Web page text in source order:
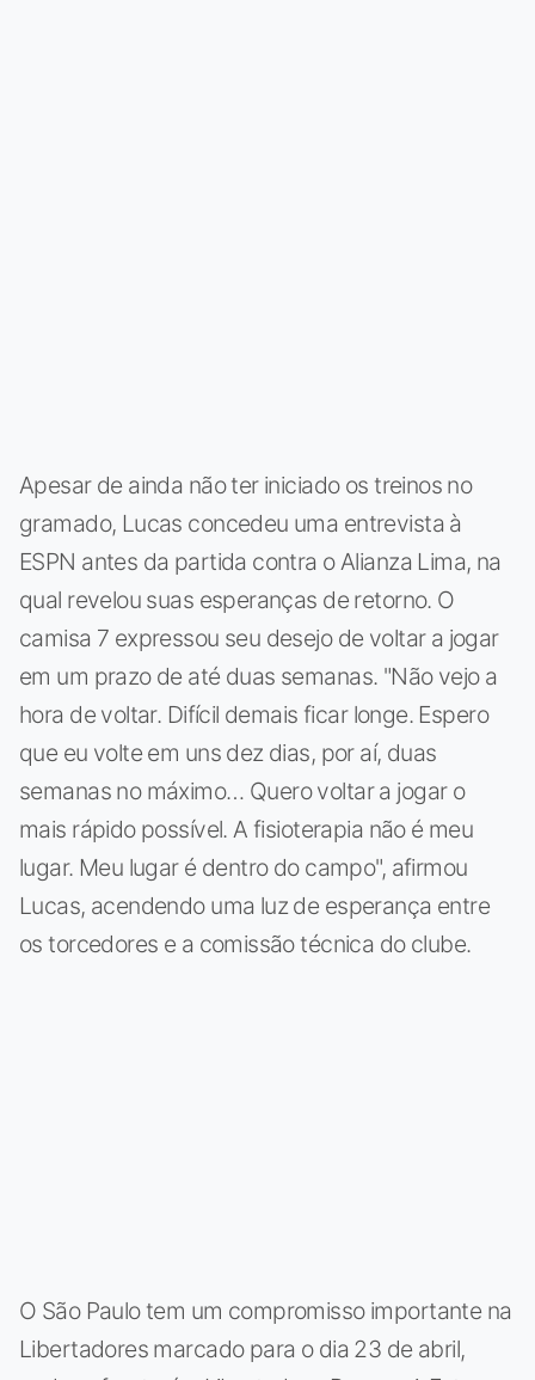
Apesar de ainda não ter iniciado os treinos no
gramado, Lucas concedeu uma entrevista à
ESPN antes da partida contra o Alianza Lima, na
qual revelou suas esperanças de retorno. O
camisa 7 expressou seu desejo de voltar a jogar
em um prazo de até duas semanas. "Não vejo a
hora de voltar. Difícil demais ficar longe. Espero
que eu volte em uns dez dias, por aí, duas
semanas no máximo… Quero voltar a jogar o
mais rápido possível. A fisioterapia não é meu
lugar. Meu lugar é dentro do campo", afirmou
Lucas, acendendo uma luz de esperança entre
os torcedores e a comissão técnica do clube.
O São Paulo tem um compromisso importante na
Libertadores marcado para o dia 23 de abril,